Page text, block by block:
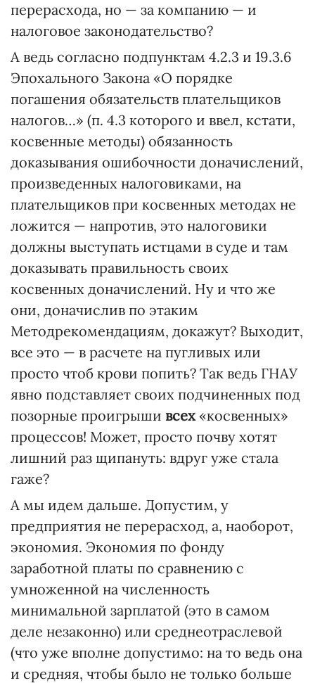
перерасхода, но — за компанию — и
налоговое законодательство?
А ведь согласно подпунктам 4.2.3 и 19.3.6
Эпохального Закона «О порядке
погашения обязательств плательщиков
налогов…» (п. 4.3 которого и ввел, кстати,
косвенные методы) обязанность
доказывания ошибочности доначислений,
произведенных налоговиками, на
плательщиков при косвенных методах не
ложится — напротив, это налоговики
должны выступать истцами в суде и там
доказывать правильность своих
косвенных доначислений. Ну и что же
они, доначислив по этаким
Методрекомендациям, докажут? Выходит,
все это — в расчете на пугливых или
просто чтоб крови попить? Так ведь ГНАУ
явно подставляет своих подчиненных под
позорные проигрыши всех«косвенных»
процессов! Может, просто почву хотят
лишний раз щипануть: вдруг уже стала
гаже?
А мы идем дальше. Допустим, у
предприятия не перерасход, а, наоборот,
экономия. Экономия по фонду
заработной платы по сравнению с
умноженной на численность
минимальной зарплатой (это в самом
деле незаконно) или среднеотраслевой
(что уже вполне допустимо: на то ведь она
и средняя, чтобы было не только больше